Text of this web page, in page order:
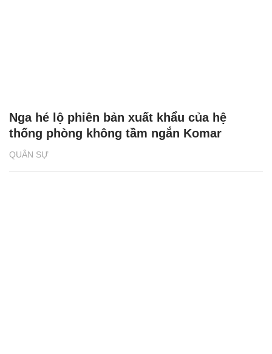
QUÂN SỰ
Nga hé lộ phiên bản xuất khẩu của hệ
thống phòng không tầm ngắn Komar